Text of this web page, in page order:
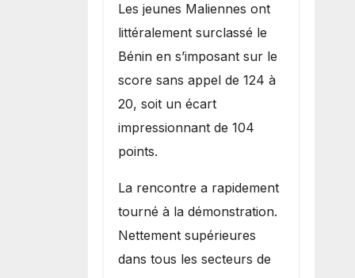
Les jeunes Maliennes ont
littéralement surclassé le
Bénin en s’imposant sur le
score sans appel de 124 à
20, soit un écart
impressionnant de 104
points.
La rencontre a rapidement
tourné à la démonstration.
Nettement supérieures
dans tous les secteurs de